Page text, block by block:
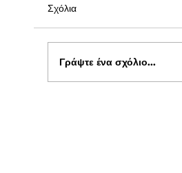
Σχόλια
Γράψτε ένα σχόλιο...